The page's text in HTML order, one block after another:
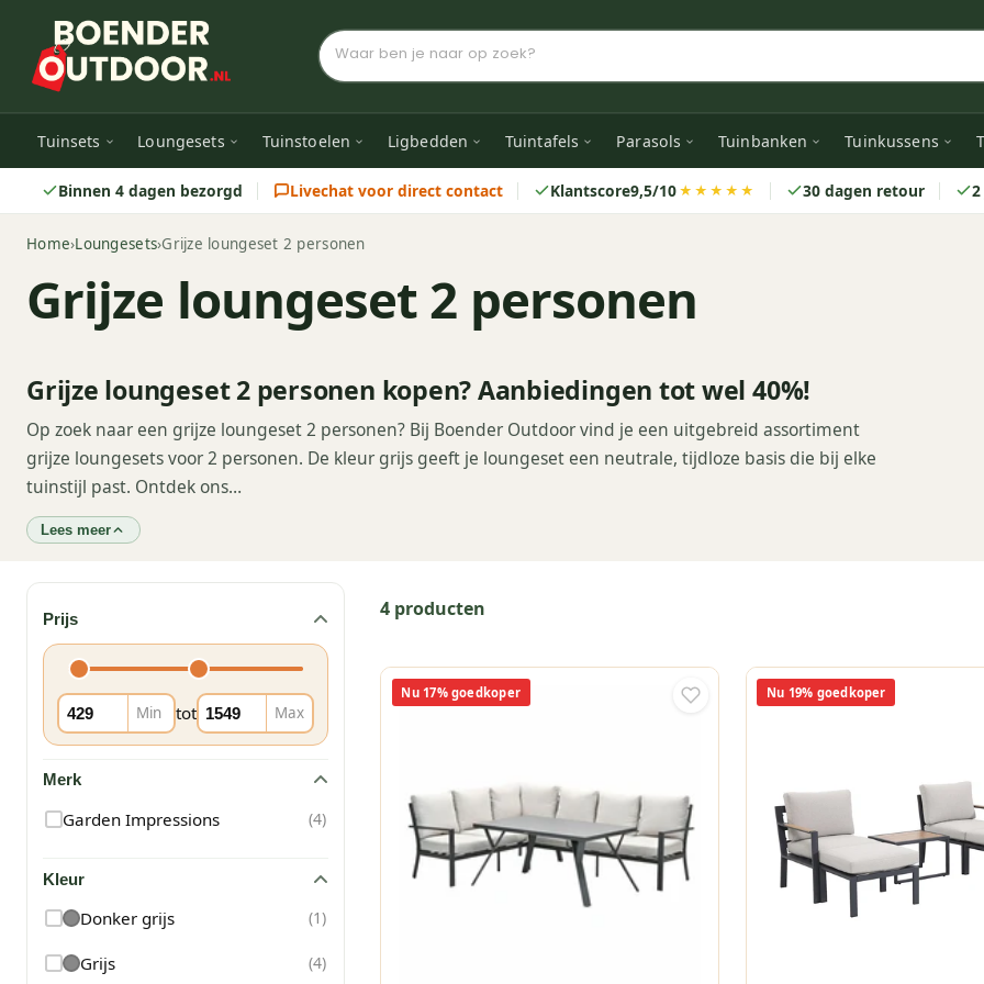
Tuinsets Loungesets Tuinstoelen Ligbedden Tuintafels Parasols Tuinbanken Tuinkussens
Binnen 4 dagen bezorgd Livechat voor direct contact Klantscore9,5/10★★★★★ 30 dagen retour
Home›Loungesets›Grijze loungeset 2 personen
Grijze loungeset 2 personen
Grijze loungeset 2 personen kopen? Aanbiedingen tot wel 40%!
Op zoek naar een grijze loungeset 2 personen? Bij Boender Outdoor vind je een uitgebreid assortiment
grijze loungesets voor 2 personen. De kleur grijs geeft je loungeset een neutrale, tijdloze basis die bij elke
tuinstijl past. Ontdek ons…
Lees meer
Prijs
Min tot Max
Merk
Garden Impressions (4)
Kleur
Donker grijs (1)
Grijs (4)
4 producten
Nu 17% goedkoper Nu 19% goedkoper